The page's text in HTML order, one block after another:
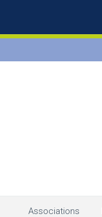
Associations